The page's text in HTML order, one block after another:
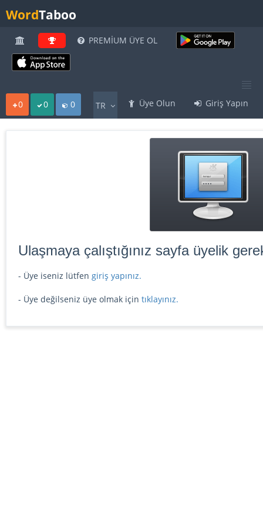
WordTaboo
PREMİUM ÜYE OL
Üye Olun Giriş Yapın
TR
0 0 0
Ulaşmaya çalıştığınız sayfa üyelik
- Üye iseniz lütfen giriş yapınız.
- Üye değilseniz üye olmak için tıklayınız.